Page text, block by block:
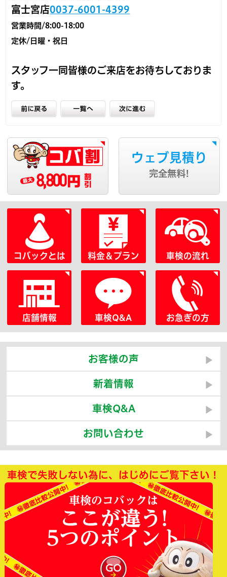
富士宮店0037-6001-4399
営業時間/8:00-18:00
定休/日曜・祝日
スタッフ一同皆様のご来店をお待ちしておりま
す。
8,800 円
ウェブ見積り
完全無料!
コバックとは 料金＆プラン 車検の流れ
店舗情報 車検Q&A お急ぎの方
お客様の声
新着情報
車検Q&A
お問い合わせ
車検で失敗しない為に、はじめにご覧下さい！
車検のコバックは
ここが違う!
5つのポイント